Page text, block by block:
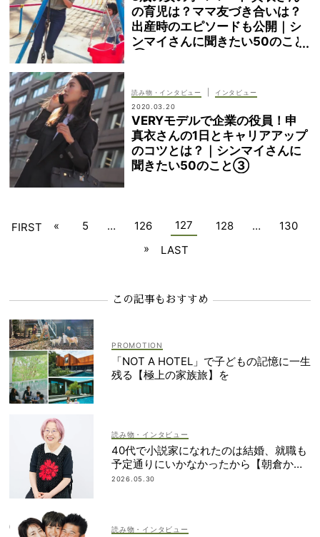
の育児は？ママ友づき合いは？
出産時のエピソードも公開｜シ
ンマイさんに聞きたい50のこと
読み物・インタビュー
インタビュー
2020.03.20
VERYモデルで企業の役員！申
真衣さんの1日とキャリアアップ
のコツとは？｜シンマイさんに
聞きたい50のこと③
FIRST « 5 … 126 127 128 …
130
»
LAST
この記事もおすすめ
「NOT A HOTEL」で子どもの記憶に一生
残る【極上の家族旅】を
読み物・インタビュー
40代で小説家になれたのは結婚、就職も
予定通りにいかなかったから【朝倉かす
みさん】
2026.05.30
読み物・インタビュー